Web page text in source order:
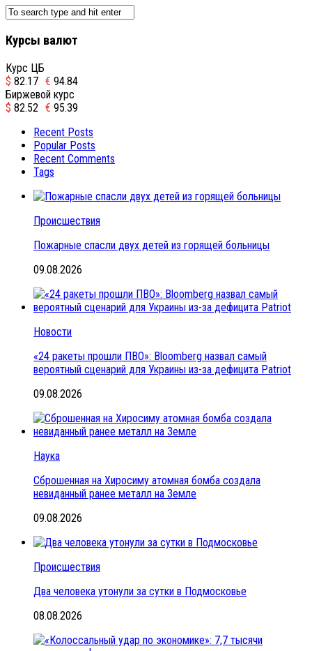
Курсы валют
Курс ЦБ
$ 82.17 € 94.84
Биржевой курс
$ 82.52 € 95.39
Recent Posts
Popular Posts
Recent Comments
Tags
Происшествия
Пожарные спасли двух детей из горящей больницы
09.08.2026
Новости
«24 ракеты прошли ПВО»: Bloomberg назвал самый
вероятный сценарий для Украины из-за дефицита Patriot
09.08.2026
Наука
Сброшенная на Хиросиму атомная бомба создала
невиданный ранее металл на Земле
09.08.2026
Происшествия
Два человека утонули за сутки в Подмосковье
08.08.2026